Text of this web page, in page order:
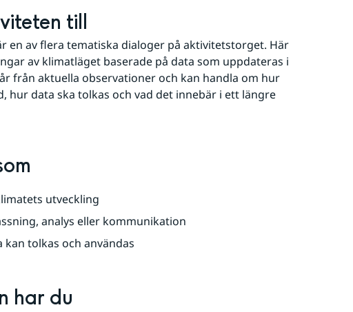
till
en av flera tematiska dialoger på aktivitetstorget. Här
av klimatläget baserade på data som uppdateras i
från aktuella observationer och kan handla om hur
hur data ska tolkas och vad det innebär i ett längre
utveckling
analys eller kommunikation
tolkas och användas
har du